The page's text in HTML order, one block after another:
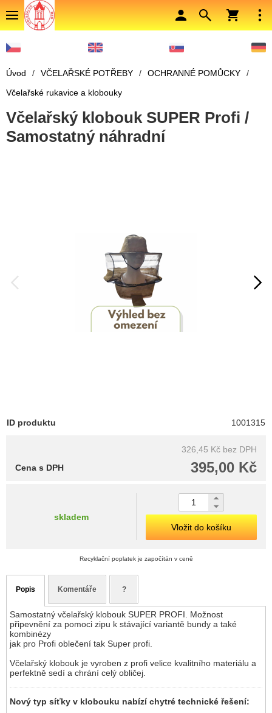
Úvod / VČELAŘSKÉ POTŘEBY / OCHRANNÉ POMŮCKY
/
Včelařské rukavice a klobouky
Včelařský klobouk SUPER Profi /
Samostatný náhradní
ID produktu 1001315
326,45 Kč bez DPH
395,00 Kč
Cena s DPH
skladem
Vložit do košíku
Recyklační poplatek je započítán v ceně
Popis Komentáře ?
Samostatný včelařský klobouk SUPER PROFI. Možnost
připevnění za pomoci zipu k stávající variantě bundy a také
kombinézy
jak pro Profi oblečení tak Super profi.
Včelařský klobouk je vyroben z profi velice kvalitního materiálu a
perfektně sedí a chrání celý obličej.
Nový typ síťky v klobouku nabízí chytré technické řešení: